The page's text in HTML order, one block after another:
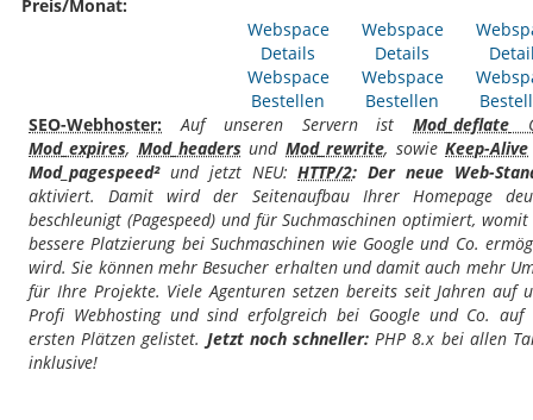
Preis/Monat:
Webspace
Details
Webspace
Bestellen
Webspace
Details
Webspace
Bestellen
SEO-Webhoster: Auf unseren Servern istMod_deflate
Mod_expires, Mod_headersundMod_rewrite, sowieKeep-Alive
Mod_pagespeed²und jetzt NEU:HTTP/2: Der neue Web-
aktiviert. Damit wird der Seitenaufbau Ihrer Homepage
beschleunigt (Pagespeed) und für Suchmaschinen optimiert, womit
bessere Platzierung bei Suchmaschinen wie Google und Co.
wird. Sie können mehr Besucher erhalten und damit auch mehr
für Ihre Projekte. Viele Agenturen setzen bereits seit Jahren auf
Profi Webhosting und sind erfolgreich bei Google und Co. auf
ersten Plätzen gelistet. Jetzt noch schneller: PHP 8.x bei allen
inklusive!